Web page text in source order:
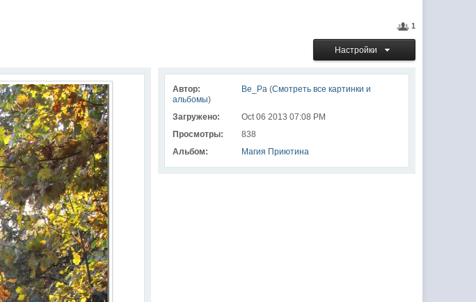
1
Настройки
Автор: Ве_Ра(Смотреть все картинки и
альбомы)
Загружено:
Oct 06 2013 07:08 PM
Просмотры:
838
Альбом:
Магия Приютина